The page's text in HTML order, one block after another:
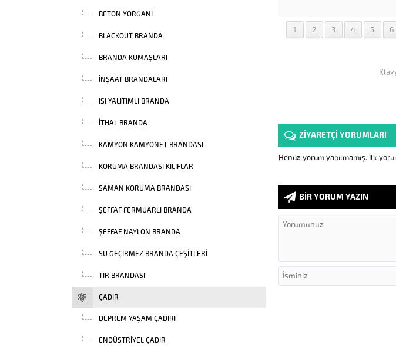
1 2 3 4 5 6
ZİYARETÇİ YORUMLARI
Henüz yorum yapılmamış. İlk
BİR YORUM YAZIN
BETON YORGANI
BLACKOUT BRANDA
BRANDA KUMAŞLARI
INŞAAT BRANDALARI
ISI YALITIMLI BRANDA
İTHAL BRANDA
KAMYON KAMYONET BRANDASI
KORUMA BRANDASI KILIFLAR
SAMAN KORUMA BRANDASI
ŞEFFAF FERMUARLI BRANDA
ŞEFFAF NAYLON BRANDA
SU GEÇIRMEZ BRANDA ÇEŞITLERI
TIR BRANDASI
ÇADIR
DEPREM YAŞAM ÇADIRI
ENDÜSTRIYEL ÇADIR